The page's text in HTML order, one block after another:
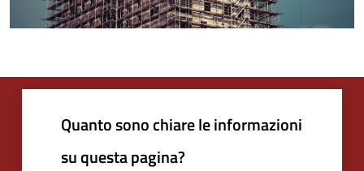
Quanto sono chiare le informazioni
su questa pagina?